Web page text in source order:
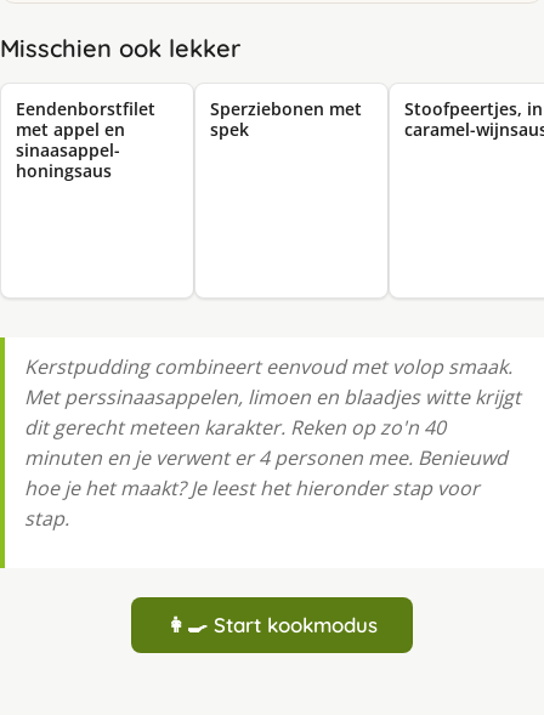
Misschien ook lekker
Eendenborstfilet
met appel en
sinaasappel-
honingsaus
Sperziebonen met
spek
Stoofpeertjes, in
caramel-
Kerstpudding combineert eenvoud met volop smaak.
Met perssinaasappelen, limoen en blaadjes witte krijgt
dit gerecht meteen karakter. Reken op zo'n 40
minuten en je verwent er 4 personen mee. Benieuwd
hoe je het maakt? Je leest het hieronder stap voor
stap.
👩‍🍳 Start kookmodus